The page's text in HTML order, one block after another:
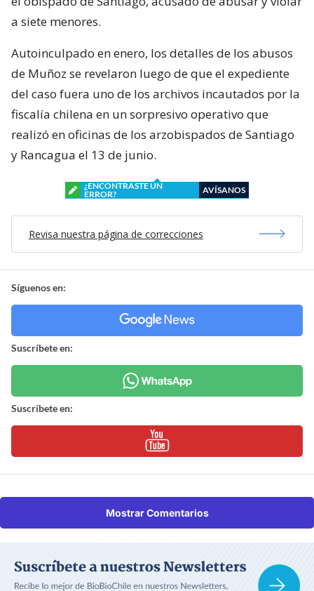
a siete menores.
Autoinculpado en enero, los detalles de los abusos
de Muñoz se revelaron luego de que el expediente
del caso fuera uno de los archivos incautados por la
fiscalía chilena en un sorpresivo operativo que
realizó en oficinas de los arzobispados de Santiago
y Rancagua el 13 de junio.
¿ENCONTRASTE UN
ERROR?
AVÍSANOS
Revisa nuestra página de correcciones
Síguenos en:
Suscríbete en:
Suscríbete en:
Mostrar Comentarios